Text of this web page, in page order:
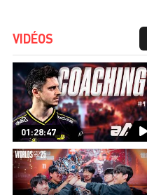
VIDÉOS
01:28:47